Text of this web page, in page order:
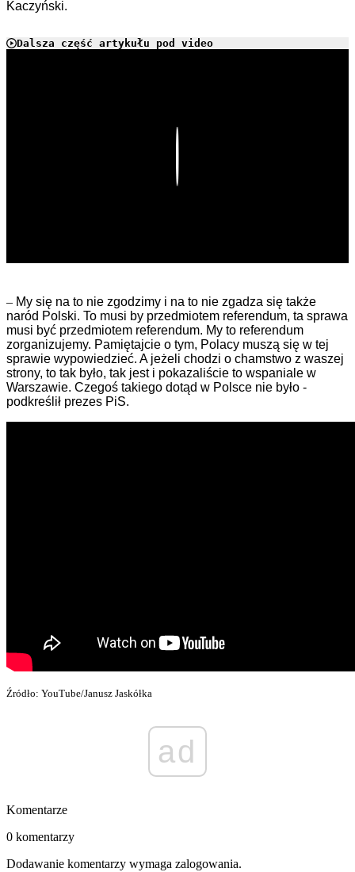
Kaczyński.
Dalsza część artykułu pod video
– My się na to nie zgodzimy i na to nie zgadza się także
naród Polski. To musi by przedmiotem referendum, ta sprawa
musi być przedmiotem referendum. My to referendum
zorganizujemy. Pamiętajcie o tym, Polacy muszą się w tej
sprawie wypowiedzieć. A jeżeli chodzi o chamstwo z waszej
strony, to tak było, tak jest i pokazaliście to wspaniale w
Warszawie. Czegoś takiego dotąd w Polsce nie było -
podkreślił prezes PiS.
Źródło: YouTube/Janusz Jaskółka
ad
Komentarze
0 komentarzy
Dodawanie komentarzy wymaga zalogowania.